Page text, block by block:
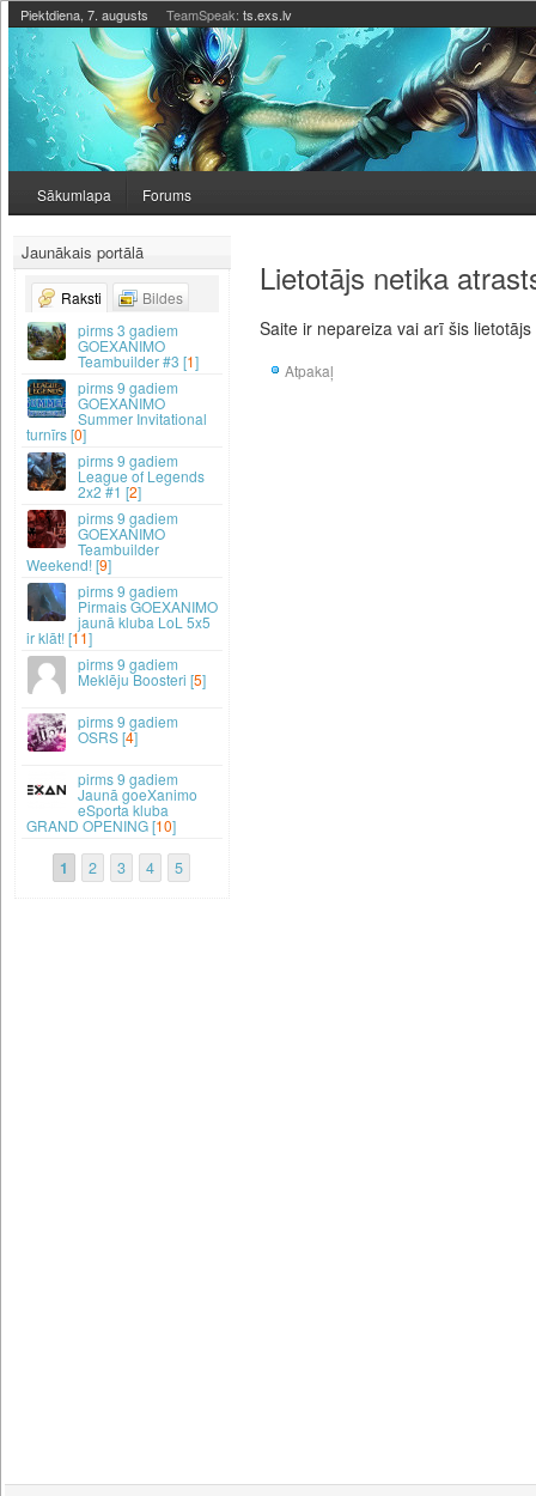
Piektdiena, 7. augusts TeamSpeak: ts.exs.lv
Sākumlapa Forums
Lietotājs netika
Saite ir nepareiza vai arī šis
Atpakaļ
Jaunākais portālā
Raksti
Bildes
3 gadiem
GOEXANIMO
Teambuilder #3 [1]
9 gadiem
GOEXANIMO
Summer Invitational
turnīrs [0]
9 gadiem
League of Legends
2x2 #1 [2]
9 gadiem
GOEXANIMO
Teambuilder
Weekend! [9]
9 gadiem
Pirmais GOEXANIMO
jaunā kluba LoL 5x5
ir klāt! [11]
9 gadiem
Meklēju Boosteri [5]
9 gadiem
OSRS [4]
9 gadiem
Jaunā goeXanimo
eSporta kluba
GRAND OPENING [10]
1 2 3 4 5